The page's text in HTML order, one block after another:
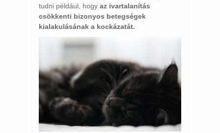
tudni például, hogy az ivartalanítás
csökkenti bizonyos betegségek
kialakulásának a kockázatát.